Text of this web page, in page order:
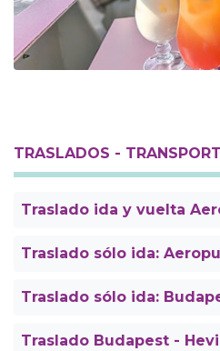
TRASLADOS -
Traslado ida y vuelta
Traslado sólo ida:
Traslado sólo ida:
Traslado Budapest -